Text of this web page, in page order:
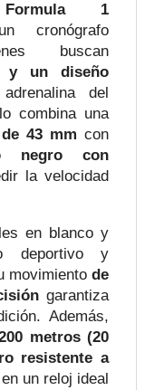
1
cronógrafo
buscan
y un diseño
del
combina una
43 mm con
negro con
la velocidad
en blanco y
deportivo y
movimiento de
garantiza
Además,
metros (20
resistente a
un reloj ideal